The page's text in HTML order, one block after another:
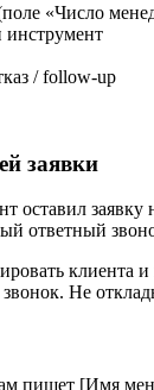
«Число
/ follow-up
заявки
оставил заявку
ответный
клиента и
Не
пишет [Имя